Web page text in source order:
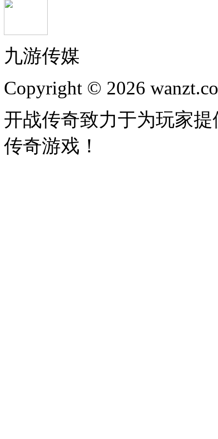
九游传媒
Copyright © 2026
开战传奇致力于为玩家
传奇游戏！